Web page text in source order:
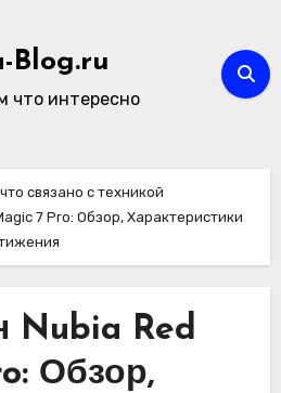
Blog.ru
что интересно
связано с техникой
7 Pro: Обзор, Характеристики
Nubia Red
Обзор,